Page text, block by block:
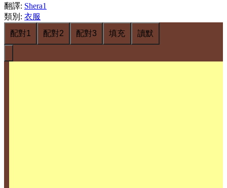
翻譯: Shera1
類別 : 衣服
配對1
配對2 配對3 填充 讀默